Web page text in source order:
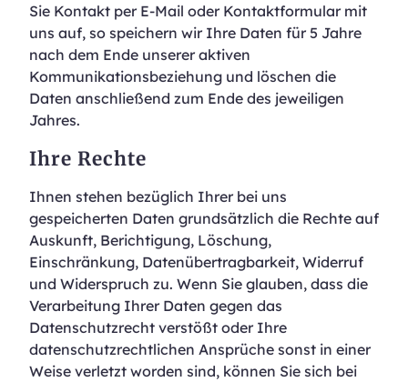
Sie Kontakt per E-Mail oder Kontaktformular mit
uns auf, so speichern wir Ihre Daten für 5 Jahre
nach dem Ende unserer aktiven
Kommunikationsbeziehung und löschen die
Daten anschließend zum Ende des jeweiligen
Jahres.
Ihre Rechte
Ihnen stehen bezüglich Ihrer bei uns
gespeicherten Daten grundsätzlich die Rechte auf
Auskunft, Berichtigung, Löschung,
Einschränkung, Datenübertragbarkeit, Widerruf
und Widerspruch zu. Wenn Sie glauben, dass die
Verarbeitung Ihrer Daten gegen das
Datenschutzrecht verstößt oder Ihre
datenschutzrechtlichen Ansprüche sonst in einer
Weise verletzt worden sind, können Sie sich bei